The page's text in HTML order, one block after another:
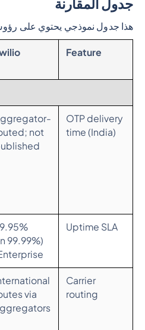
هذا جدول نموذجي يحتوي على
Feature
OTP delivery
time (India)
not
Uptime SLA
on
Carrier
routing
via